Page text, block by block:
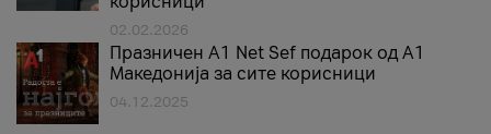
02.02.2026
Празничен A1 Net Sеf подарок од А1
Македонија за сите корисници
04.12.2025